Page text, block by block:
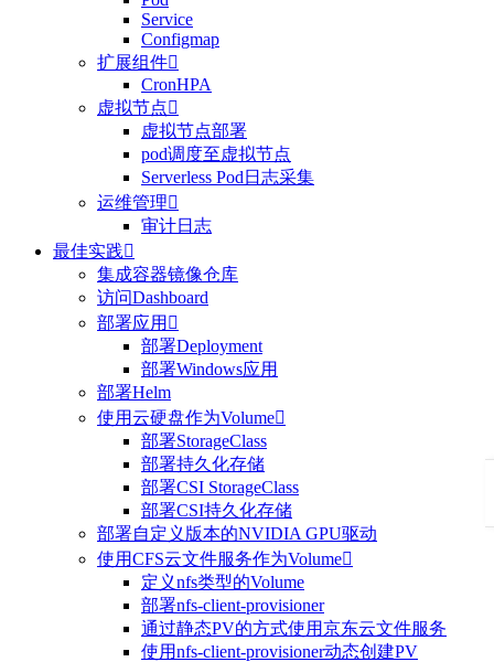
Service
Configmap
扩展组件
CronHPA
虚拟节点
虚拟节点部署
pod调度至虚拟节点
Serverless Pod日志采集
运维管理
审计日志
最佳实践
集成容器镜像仓库
访问Dashboard
部署应用 
部署Deployment
部署Windows应用
部署Helm
使用云硬盘作为Volume
部署StorageClass
部署持久化存储
部署CSI StorageClass
部署CSI持久化存储
部署自定义版本的NVIDIA GPU驱动
使用CFS云文件服务作为Volume
定义nfs类型的Volume
部署nfs-client-provisioner
通过静态PV的方式使用京东云文件服务
使用nfs-client-provisioner动态创建PV